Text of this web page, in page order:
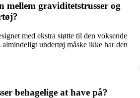
mellem graviditetstrusser og
med ekstra støtte til den voksende
almindeligt undertøj måske ikke har den
behagelige at have på?